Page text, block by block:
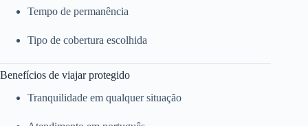
Tempo de permanência
Tipo de cobertura escolhida
Benefícios de viajar protegido
Tranquilidade em qualquer situação